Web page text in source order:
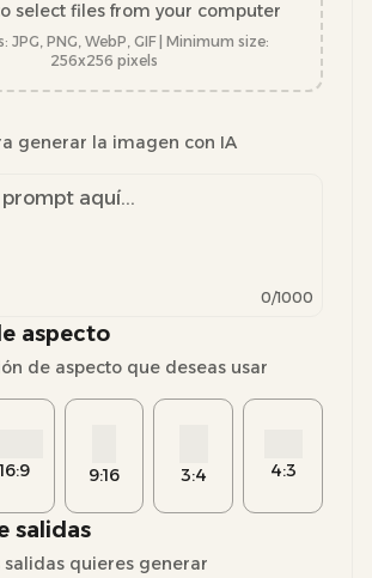
select files from your computer
JPG, PNG, WebP, GIF | Minimum size:
256x256 pixels
generar la imagen con IA
0/1000
aspecto
de aspecto que deseas usar
16:9 9:16 3:4 4:3
salidas
salidas quieres generar